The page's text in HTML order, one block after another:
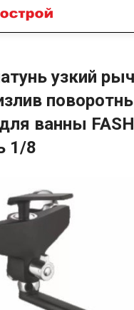
товаров
узкий
ванны
1/8